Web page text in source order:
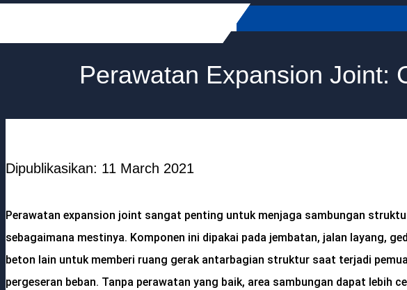
content
Perawatan Expansion Joint:
Dipublikasikan: 11 March 2021
Perawatan expansion joint sangat penting untuk menjaga sambungan
sebagaimana mestinya. Komponen ini dipakai pada jembatan, jalan layang,
beton lain untuk memberi ruang gerak antarbagian struktur saat terjadi
pergeseran beban. Tanpa perawatan yang baik, area sambungan dapat lebih